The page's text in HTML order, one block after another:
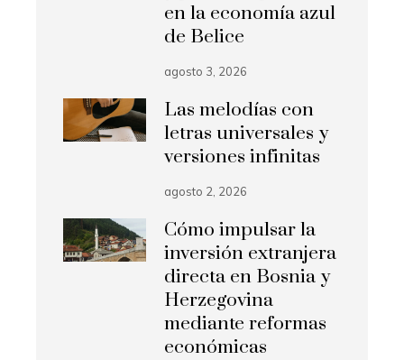
en la economía azul
de Belice
agosto 3, 2026
Las melodías con
letras universales y
versiones infinitas
agosto 2, 2026
Cómo impulsar la
inversión extranjera
directa en Bosnia y
Herzegovina
mediante reformas
económicas